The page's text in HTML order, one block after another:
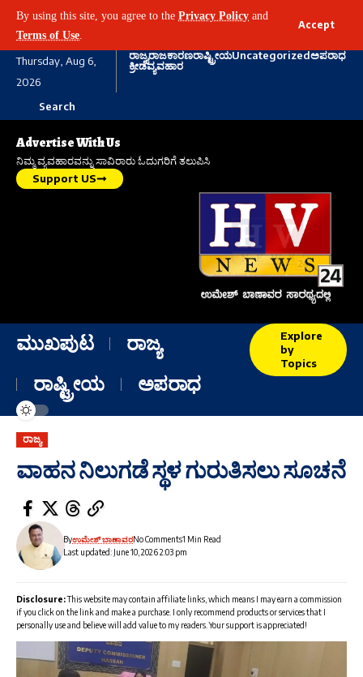
By using this site, you agree to the Privacy Policy and
Terms of Use
Accept
Thursday, Aug 6,
2026
ರಾಜ್ಯರಾಜಕಾರಣರಾಷ್ಟ್ರೀಯUncategorizedಅಪರಾಧ
ಕ್ರೀಡೆವ್ಯವಹಾರ
Search
Advertise With Us
ನಿಮ್ಮ ವ್ಯವಹಾರವನ್ನು ಸಾವಿರಾರು ಓದುಗರಿಗೆ ತಲುಪಿಸಿ
Support US
ಮುಖಪುಟ
ರಾಜ್ಯ
ರಾಷ್ಟ್ರೀಯ
ಅಪರಾಧ
Explore
by
Topics
ರಾಜ್ಯ
ವಾಹನ ನಿಲುಗಡೆ ಸ್ಥಳ ಗುರುತಿಸಲು ಸೂಚನೆ
Last updated: June 10, 2026 2:03 pm
Byಉಮೇಶ್ ಬಾಣಾವರNo Comments1 Min Read
Disclosure:This website may contain affiliate links, which means I may earn a commission
if you click on the link and make a purchase. I only recommend products or services that I
personally use and believe will add value to my readers. Your support is appreciated!